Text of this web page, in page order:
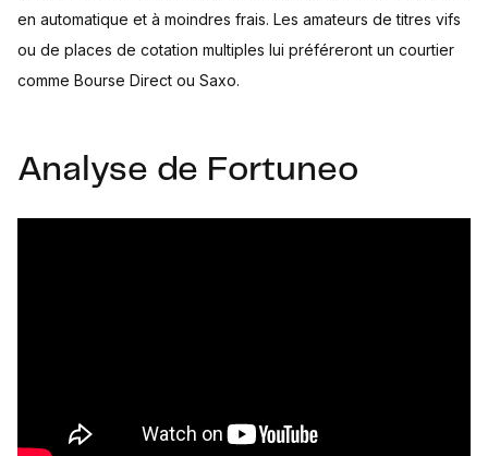
en automatique et à moindres frais. Les amateurs de titres vifs
ou de places de cotation multiples lui préféreront un courtier
comme Bourse Direct ou Saxo.
Analyse de Fortuneo